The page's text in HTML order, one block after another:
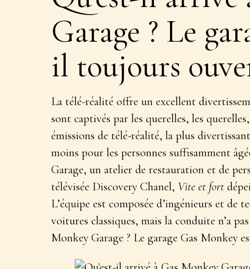
Garage ? Le
il toujours
La télé-réalité offre un excellent
sont captivés par les querelles, les
émissions de télé-réalité, la plus
moins pour les personnes suffisamment
Garage, un atelier de restauration et de
télévisée Discovery Chanel, Vite et fort
L’équipe est composée d’ingénieurs et de
voitures classiques, mais la conduite n’a
Monkey Garage ? Le garage Gas Monkey